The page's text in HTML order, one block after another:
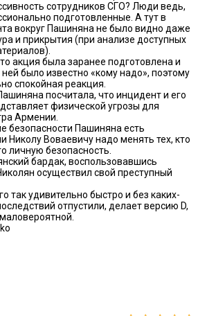
сотрудников СГО? Люди ведь,
подготовленные. А тут в
вокруг Пашиняна не было видно даже
и прикрытия (при анализе доступных
акция была заранее подготовлена и
было известно «кому надо», поэтому
спокойная реакция.
посчитала, что инцидент и его
физической угрозы для
Армении.
безопасности Пашиняна есть
Николу Воваевичу надо менять тех, кто
личную безопасность.
бардак, воспользовавшись
осуществил свой преступный
так удивительно быстро и без каких-
отпустили, делает версию D,